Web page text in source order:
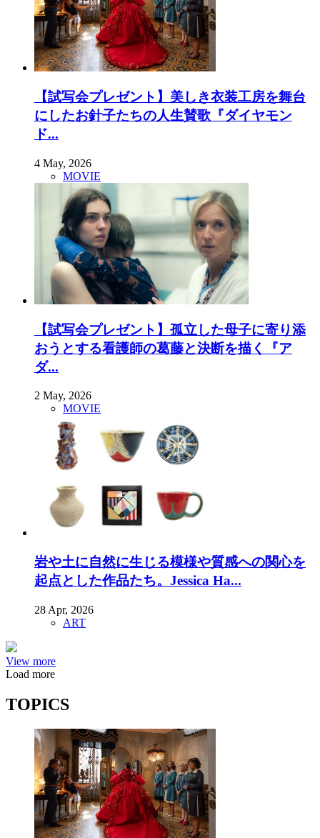
【試写会プレゼント】美しき衣装工房を舞台
にしたお針子たちの人生賛歌『ダイヤモン
ド...
4 May, 2026
MOVIE
【試写会プレゼント】孤立した母子に寄り添
おうとする看護師の葛藤と決断を描く『ア
ダ...
2 May, 2026
MOVIE
岩や土に自然に生じる模様や質感への関心を
起点とした作品たち。Jessica Ha...
28 Apr, 2026
ART
View more
Load more
TOPICS